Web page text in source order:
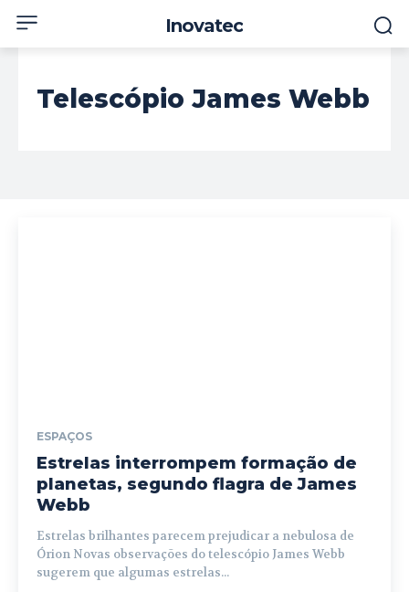
Inovatec
Telescópio James Webb
ESPAÇOS
Estrelas interrompem formação de
planetas, segundo flagra de James
Webb
Estrelas brilhantes parecem prejudicar a nebulosa de
Órion Novas observações do telescópio James Webb
sugerem que algumas estrelas...